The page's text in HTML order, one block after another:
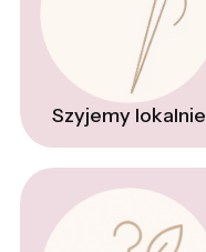
Szyjemy lokalnie